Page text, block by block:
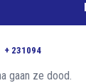
+ 231094
gaan ze dood.